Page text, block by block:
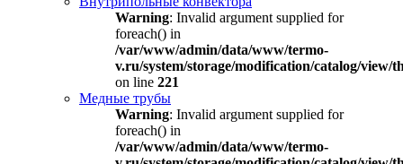
Warning: Invalid argument supplied for
foreach() in
/var/www/admin/data/www/termo-
v.ru/system/storage/modification/catalog/view/
on line 221
Медные трубы
Warning: Invalid argument supplied for
foreach() in
/var/www/admin/data/www/termo-